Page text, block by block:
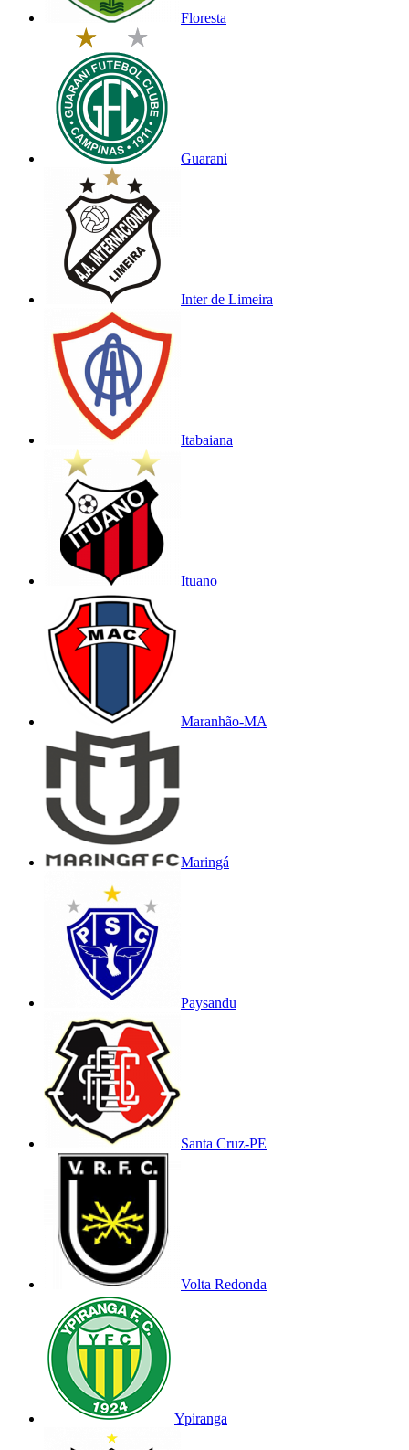
Floresta
Guarani
Inter de Limeira
Itabaiana
Ituano
Maranhão-MA
Maringá
Paysandu
Santa Cruz-PE
Volta Redonda
Ypiranga